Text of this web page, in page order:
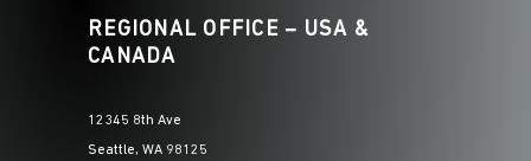
REGIONAL OFFICE – USA &
CANADA
12345 8th Ave
Seattle, WA 98125